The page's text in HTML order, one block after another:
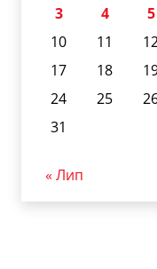
3
4 5
10
11
17
18
24
25
31
« Лип